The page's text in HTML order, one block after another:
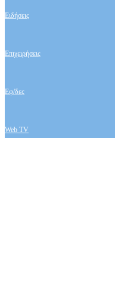
Ειδήσεις
Επιχειρήσεις
Εφ/δες
Web TV